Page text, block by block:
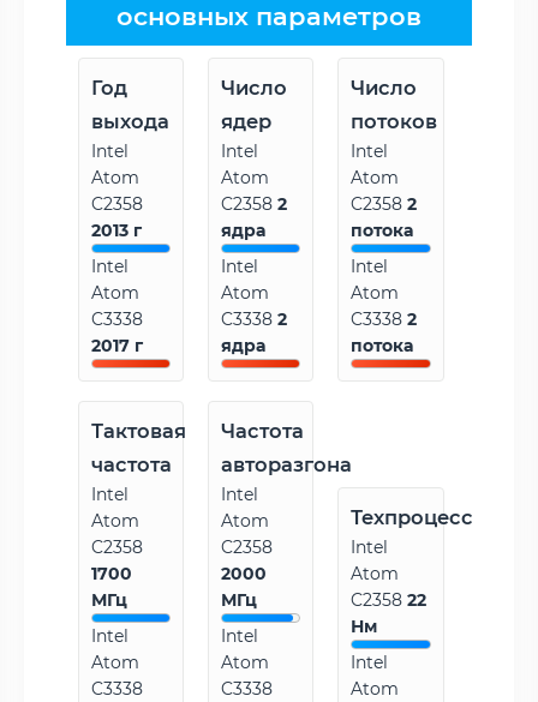
основных параметров
Год
выхода
Intel
Atom
C2358
2013 г
Intel
Atom
C3338
2017 г
Число
ядер
Intel
Atom
C23582
ядра
Intel
Atom
C33382
ядра
Число
потоков
Intel
Atom
C23582
потока
Intel
Atom
C33382
потока
Тактовая
частота
Intel
Atom
C2358
1700
МГц
Intel
Atom
C3338
Частота
авторазгона
Intel
Atom
C2358
2000
МГц
Intel
Atom
C3338
Техпроцесс
Intel
Atom
C235822
Нм
Intel
Atom